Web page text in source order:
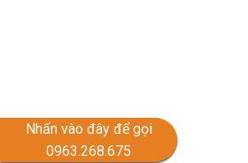
Nhấn vào đây để gọi
0963.268.675